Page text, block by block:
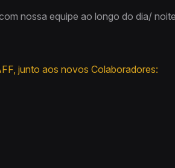
nossa equipe ao longo do dia/
junto aos novos Colaboradores: